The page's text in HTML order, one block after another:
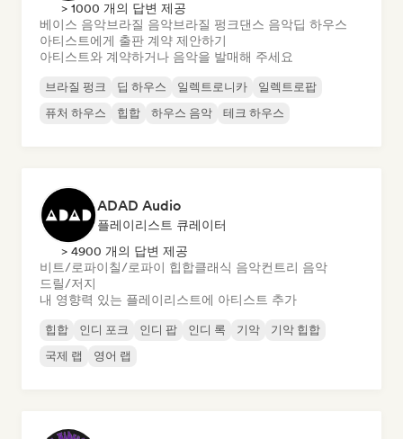
> 1000 개의 답변 제공
베이스 음악브라질 음악브라질 펑크댄스 음악딥 하우스
아티스트에게 출판 계약 제안하기
아티스트와 계약하거나 음악을 발매해 주세요
브라질 펑크 딥 하우스 일렉트로니카
일렉트로팝
퓨처 하우스
힙합 하우스 음악 테크 하우스
ADAD Audio
플레이리스트 큐레이터
> 4900 개의 답변 제공
비트/로파이칠/로파이 힙합클래식 음악컨트리 음악
드릴/저지
내 영향력 있는 플레이리스트에 아티스트 추가
힙합 인디 포크 인디 팝 인디 록 기악
기악 힙합
국제 랩
영어 랩